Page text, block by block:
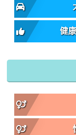
健